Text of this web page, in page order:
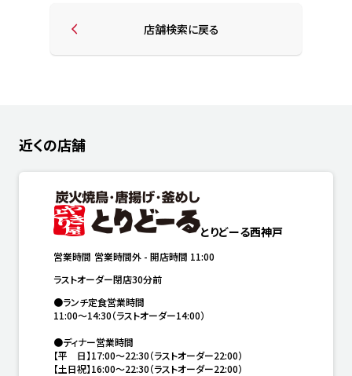
店舗検索に戻る
近くの店舗
とりどーる西神戸
営業時間 営業時間外 - 開店時間 11:00
ラストオーダー閉店30分前
●ランチ定食営業時間
11:00〜14:30（ラストオーダー14:00）
●ディナー営業時間
【平　日】17:00〜22:30（ラストオーダー22:00）
【土日祝】16:00〜22:30（ラストオーダー22:00）